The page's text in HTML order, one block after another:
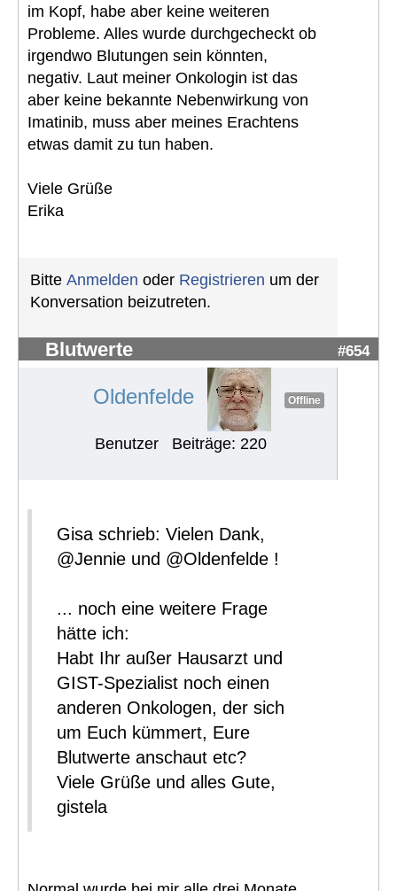
im Kopf, habe aber keine weiteren
Probleme. Alles wurde durchgecheckt ob
irgendwo Blutungen sein könnten,
negativ. Laut meiner Onkologin ist das
aber keine bekannte Nebenwirkung von
Imatinib, muss aber meines Erachtens
etwas damit zu tun haben.
Viele Grüße
Erika
Bitte Anmelden oder Registrieren um der
Konversation beizutreten.
Blutwerte #654
Oldenfelde Offline
Benutzer Beiträge: 220
Gisa schrieb: Vielen Dank,
@Jennie und @Oldenfelde !
... noch eine weitere Frage
hätte ich:
Habt Ihr außer Hausarzt und
GIST-Spezialist noch einen
anderen Onkologen, der sich
um Euch kümmert, Eure
Blutwerte anschaut etc?
Viele Grüße und alles Gute,
gistela